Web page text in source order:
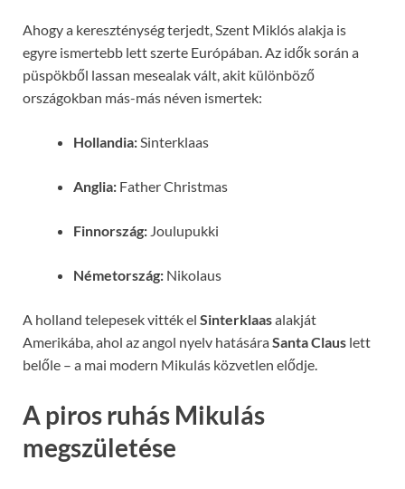
Ahogy a kereszténység terjedt, Szent Miklós alakja is
egyre ismertebb lett szerte Európában. Az idők során a
püspökből lassan mesealak vált, akit különböző
országokban más-más néven ismertek:
Hollandia: Sinterklaas
Anglia: Father Christmas
Finnország: Joulupukki
Németország: Nikolaus
A holland telepesek vitték el Sinterklaasalakját
Amerikába, ahol az angol nyelv hatásáraSanta Claus lett
belőle – a mai modern Mikulás közvetlen elődje.
A piros ruhás Mikulás
megszületése